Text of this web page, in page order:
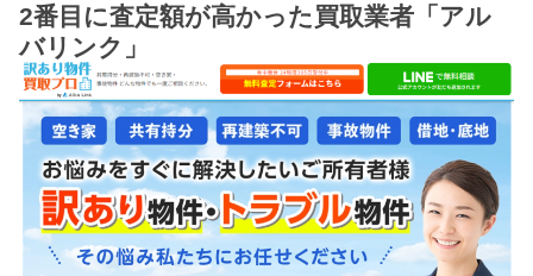
2番目に査定額が高かった買取業者「アル
バリンク」